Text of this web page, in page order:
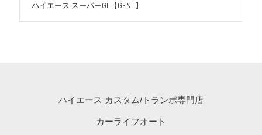
ハイエース スーパーGL【GENT】
ハイエース カスタム/トランポ専門店
カーライフオート